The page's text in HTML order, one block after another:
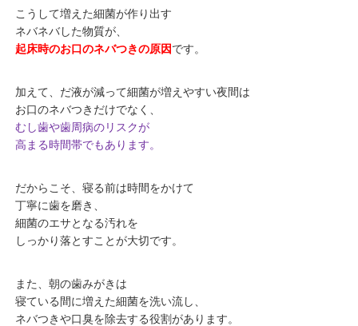
こうして増えた細菌が作り出す
ネバネバした物質が、
起床時のお口のネバつきの原因です。
加えて、だ液が減って細菌が増えやすい夜間は
お口のネバつきだけでなく、
むし歯や歯周病のリスクが
高まる時間帯でもあります。
だからこそ、寝る前は時間をかけて
丁寧に歯を磨き、
細菌のエサとなる汚れを
しっかり落とすことが大切です。
また、朝の歯みがきは
寝ている間に増えた細菌を洗い流し、
ネバつきや口臭を除去する役割があります。